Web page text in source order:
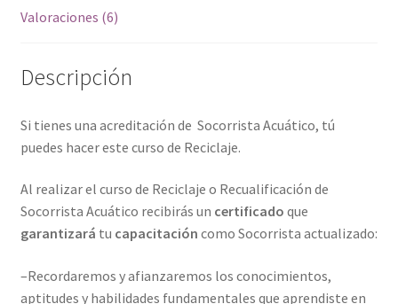
Valoraciones (6)
Descripción
Si tienes una acreditación de Socorrista Acuático, tú
puedes hacer este curso de Reciclaje.
Al realizar el curso de Reciclaje o Recualificación de
Socorrista Acuático recibirás un certificado que
garantizará tu capacitación como Socorrista actualizado:
–Recordaremos y afianzaremos los conocimientos,
aptitudes y habilidades fundamentales que aprendiste en